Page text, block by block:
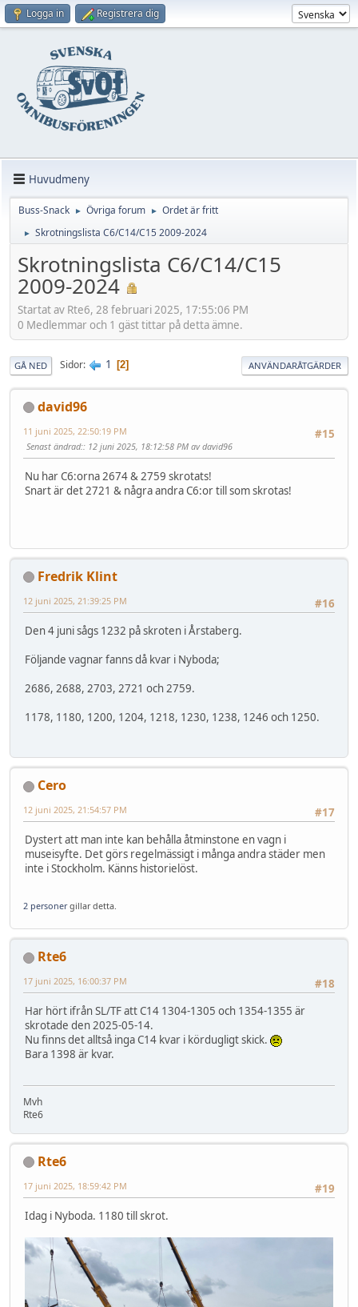
Logga in Registrera dig
Huvudmeny
Buss-Snack ► Övriga forum ► Ordet är fritt
► Skrotningslista C6/C14/C15 2009-2024
Skrotningslista C6/C14/C15
2009-2024
Startat av Rte6, 28 februari 2025, 17:55:06 PM
0 Medlemmar och 1 gäst tittar på detta ämne.
GÅ NED Sidor 1 2 ANVÄNDARÅTGÄRDER
david96
#15
11 juni 2025, 22:50:19 PM
Senast ändrad:: 12 juni 2025, 18:12:58 PM av david96
Nu har C6:orna 2674 & 2759 skrotats!
Snart är det 2721 & några andra C6:or till som skrotas!
Fredrik Klint
#16
12 juni 2025, 21:39:25 PM
Den 4 juni sågs 1232 på skroten i Årstaberg.
Följande vagnar fanns då kvar i Nyboda;
2686, 2688, 2703, 2721 och 2759.
1178, 1180, 1200, 1204, 1218, 1230, 1238, 1246 och 1250.
Cero
#17
12 juni 2025, 21:54:57 PM
Dystert att man inte kan behålla åtminstone en vagn i
museisyfte. Det görs regelmässigt i många andra städer men
inte i Stockholm. Känns historielöst.
2 personergillar detta.
Rte6
#18
17 juni 2025, 16:00:37 PM
Har hört ifrån SL/TF att C14 1304-1305 och 1354-1355 är
skrotade den 2025-05-14.
Nu finns det alltså inga C14 kvar i kördugligt skick.
Bara 1398 är kvar.
Mvh
Rte6
Rte6
#19
17 juni 2025, 18:59:42 PM
Idag i Nyboda. 1180 till skrot.